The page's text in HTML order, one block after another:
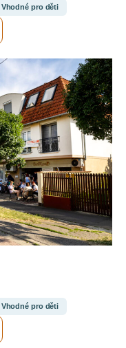
Vhodné pro děti
Vhodné pro děti